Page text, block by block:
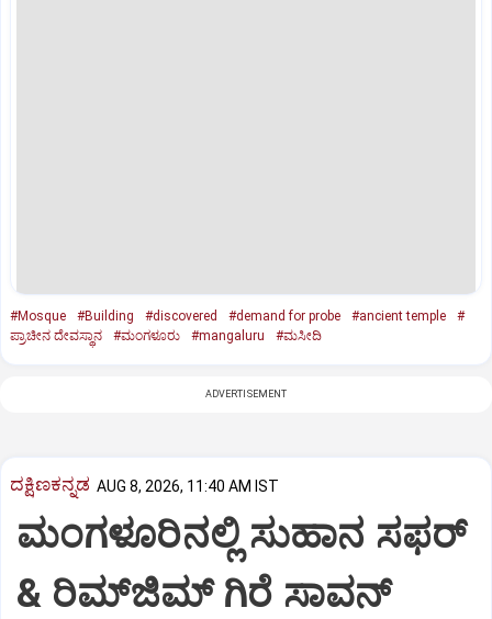
#Mosque #Building #discovered #demand for probe #ancient temple
#
ಪ್ರಾಚೀನ ದೇವಸ್ಥಾನ
#ಮಂಗಳೂರು #mangaluru #ಮಸೀದಿ
ADVERTISEMENT
ದಕ್ಷಿಣಕನ್ನಡ AUG 8, 2026, 11:40 AM IST
ಮಂಗಳೂರಿನಲ್ಲಿ ಸುಹಾನ ಸಫರ್
& ರಿಮ್‌ಜಿಮ್ ಗಿರೆ ಸಾವನ್